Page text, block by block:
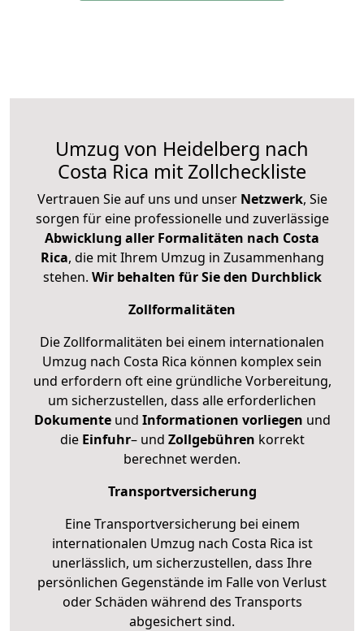
Umzug von Heidelberg nach
Costa Rica mit Zollcheckliste
Vertrauen Sie auf uns und unser Netzwerk, Sie
sorgen für eine professionelle und zuverlässige
Abwicklung aller Formalitäten nach Costa
Rica, die mit Ihrem Umzug in Zusammenhang
stehen. Wir behalten für Sie den Durchblick
Zollformalitäten
Die Zollformalitäten bei einem internationalen
Umzug nach Costa Rica können komplex sein
und erfordern oft eine gründliche Vorbereitung,
um sicherzustellen, dass alle erforderlichen
Dokumenteund Informationen vorliegen und
die Einfuhr– und Zollgebühren korrekt
berechnet werden.
Transportversicherung
Eine Transportversicherung bei einem
internationalen Umzug nach Costa Rica ist
unerlässlich, um sicherzustellen, dass Ihre
persönlichen Gegenstände im Falle von Verlust
oder Schäden während des Transports
abgesichert sind.